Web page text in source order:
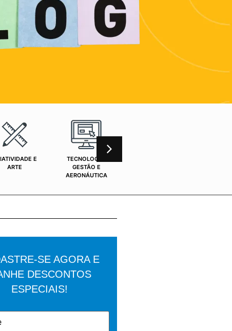
E
ARTE
TECNOLOGIA,
GESTÃO E
AERONÁUTICA
SE AGORA E
DESCONTOS
ESPECIAIS!